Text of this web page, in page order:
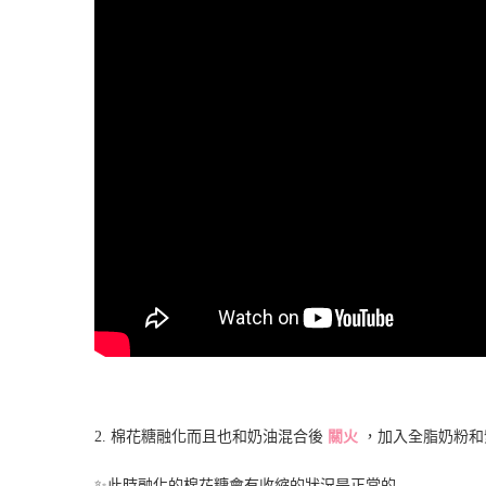
2. 棉花糖融化而且也和奶油混合後 關火 ，加入全脂奶粉